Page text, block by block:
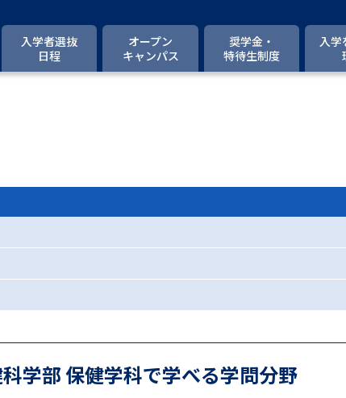
大学研究
進路の３択
新学年スタート号特集ペ
新学年スタート号特集ページ（高2生用
入学者選抜
日程
オープン
キャンパス
奨学金・
特待生制度
入学
学部 保健学科で学べる学問分野